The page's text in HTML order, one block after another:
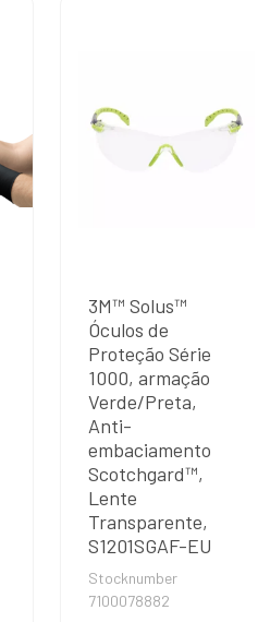
3M™ Solus™
Óculos de
Proteção Série
1000, armação
Verde/Preta,
Anti-
embaciamento
Scotchgard™,
Lente
Transparente,
S1201SGAF-EU
Stocknumber
7100078882